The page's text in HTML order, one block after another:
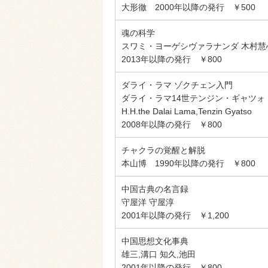
大形徹 2000年以降の発行 ￥500
魂の科学
スワミ・ヨーゲシヴァラナンダ 木村慧
2013年以降の発行 ￥800
ダライ・ラマ ゾクチェン入門
ダライ・ラマ14世テンジン・ギャツォ
H.H.the Dalai Lama,Tenzin Gyatso
2008年以降の発行 ￥800
チャクラの覚醒と解脱
本山博 1990年以降の発行 ￥800
中国古典の名言録
守屋洋 守屋淳
2001年以降の発行 ￥1,200
中国思想文化事典
雄三,溝口 知久,池田